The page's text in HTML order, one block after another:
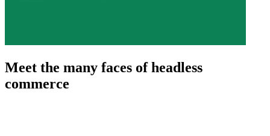
Meet the many faces of headless
commerce